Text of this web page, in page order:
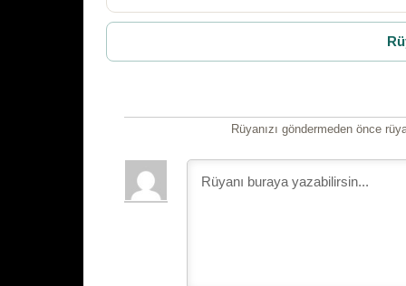
Rüyanızı göndermeden önce